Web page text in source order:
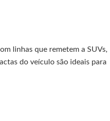
linhas que remetem a SUVs,
do veículo são ideais para